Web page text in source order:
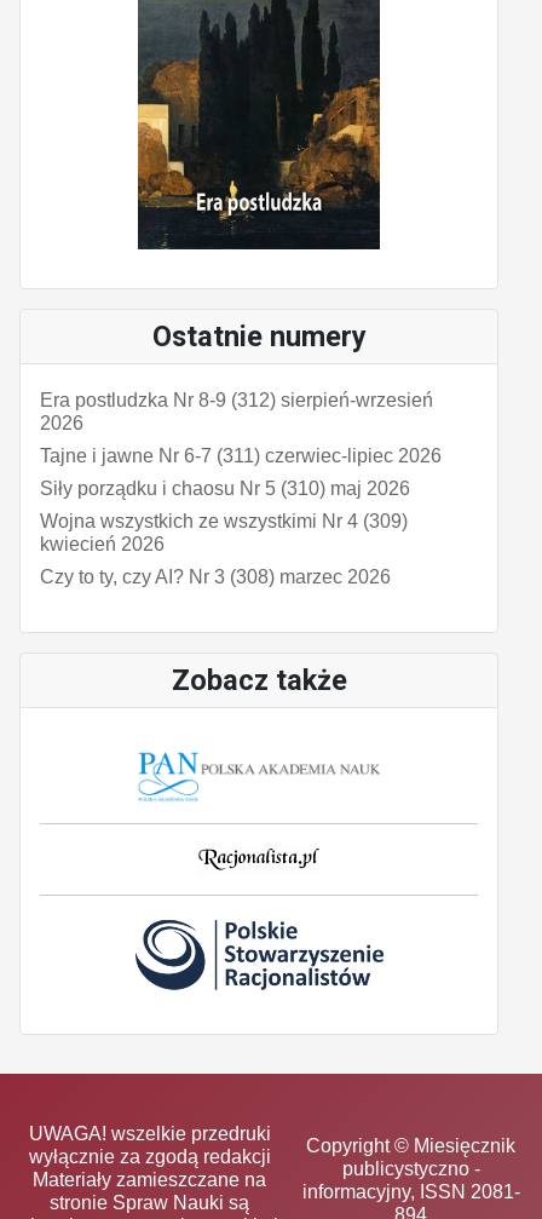
Ostatnie numery
Era postludzka Nr 8-9 (312) sierpień-wrzesień
2026
Tajne i jawne Nr 6-7 (311) czerwiec-lipiec 2026
Siły porządku i chaosu Nr 5 (310) maj 2026
Wojna wszystkich ze wszystkimi Nr 4 (309)
kwiecień 2026
Czy to ty, czy AI? Nr 3 (308) marzec 2026
Zobacz także
UWAGA! wszelkie przedruki
wyłącznie za zgodą redakcji
Materiały zamieszczane na
stronie Spraw Nauki są
Copyright © Miesięcznik
publicystyczno -
informacyjny, ISSN 2081-
894